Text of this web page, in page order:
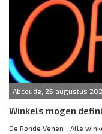
Abcoude, 25 augustus
Winkels mogen
De Ronde Venen - Alle